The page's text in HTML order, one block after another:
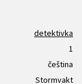
detektivka
1
čeština
Stormvakt